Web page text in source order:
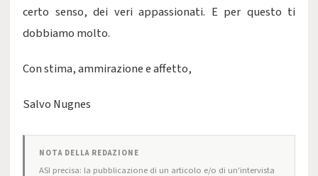
certo senso, dei veri appassionati. E per questo ti
dobbiamo molto.
Con stima, ammirazione e affetto,
Salvo Nugnes
NOTA DELLA REDAZIONE
ASI precisa: la pubblicazione di un articolo e/o di un'intervista